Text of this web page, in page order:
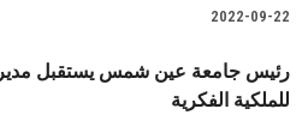
2022-09-22
رئيس جامعة عين شمس يستقبل مدير
للملكية الفكرية